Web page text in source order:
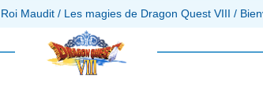
Maudit / Les magies de Dragon Quest VIII /